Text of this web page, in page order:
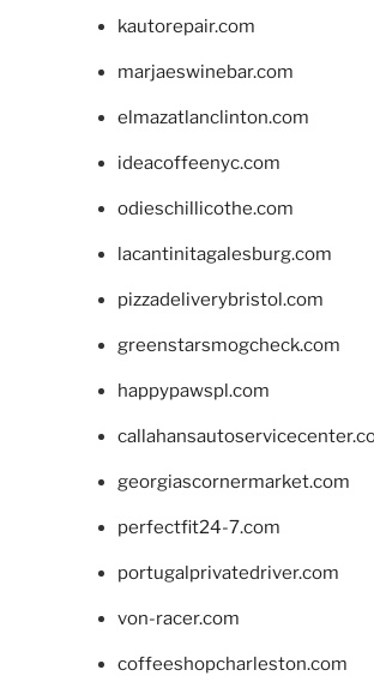
kautorepair.com
marjaeswinebar.com
elmazatlanclinton.com
ideacoffeenyc.com
odieschillicothe.com
lacantinitagalesburg.com
pizzadeliverybristol.com
greenstarsmogcheck.com
happypawspl.com
georgiascornermarket.com
perfectfit24-7.com
portugalprivatedriver.com
von-racer.com
coffeeshopcharleston.com